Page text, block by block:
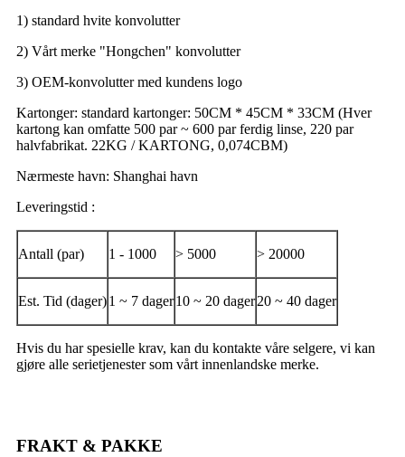
1) standard hvite konvolutter
2) Vårt merke "Hongchen" konvolutter
3) OEM-konvolutter med kundens logo
Kartonger: standard kartonger: 50CM * 45CM * 33CM (Hver
kartong kan omfatte 500 par ~ 600 par ferdig linse, 220 par
halvfabrikat. 22KG / KARTONG, 0,074CBM)
Nærmeste havn: Shanghai havn
Leveringstid :
Antall (par) 1 - 1000 > 5000 > 20000
Est. Tid (dager)1 ~ 7 dager10 ~ 20 dager20 ~ 40 dager
Hvis du har spesielle krav, kan du kontakte våre selgere, vi kan
gjøre alle serietjenester som vårt innenlandske merke.
FRAKT & PAKKE